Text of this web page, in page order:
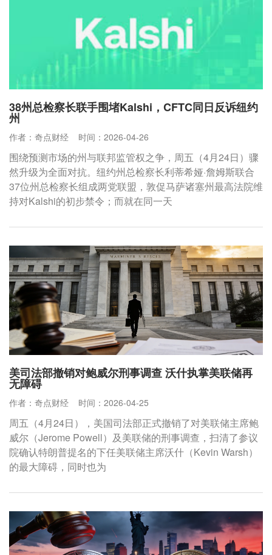
38州总检察长联手围堵Kalshi，CFTC同日反诉纽约
州
作者：奇点财经 时间：2026-04-26
围绕预测市场的州与联邦监管权之争，周五（4月24日）骤
然升级为全面对抗。纽约州总检察长利蒂希娅·詹姆斯联合
37位州总检察长组成两党联盟，敦促马萨诸塞州最高法院维
持对Kalshi的初步禁令；而就在同一天
美司法部撤销对鲍威尔刑事调查 沃什执掌美联储再
无障碍
作者：奇点财经 时间：2026-04-25
周五（4月24日），美国司法部正式撤销了对美联储主席鲍
威尔（Jerome Powell）及美联储的刑事调查，扫清了参议
院确认特朗普提名的下任美联储主席沃什（Kevin Warsh）
的最大障碍，同时也为